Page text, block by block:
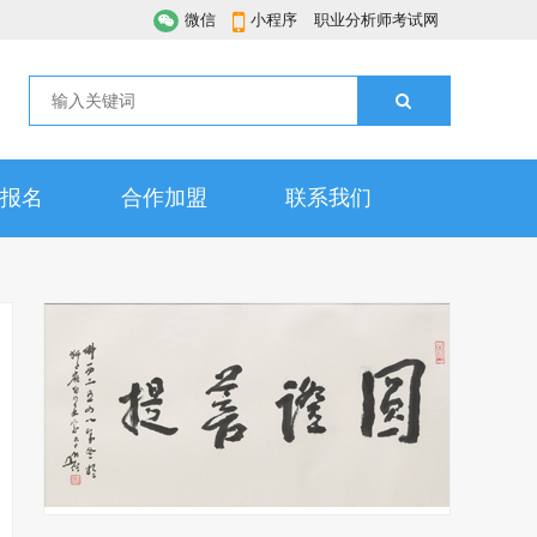
微信 小程序 职业分析师考试网
名 合作加盟 联系我们